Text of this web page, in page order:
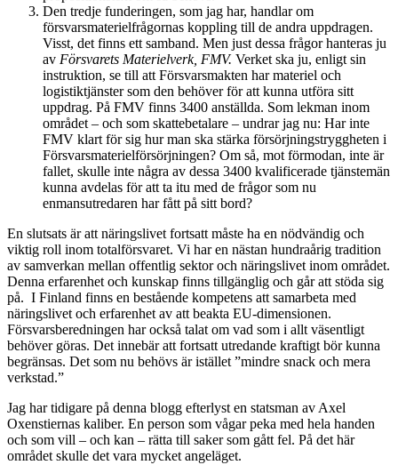
Den tredje funderingen, som jag har, handlar om
försvarsmaterielfrågornas koppling till de andra uppdragen.
Visst, det finns ett samband. Men just dessa frågor hanteras ju
av Försvarets Materielverk, FMV. Verket ska ju, enligt sin
instruktion, se till att Försvarsmakten har materiel och
logistiktjänster som den behöver för att kunna utföra sitt
uppdrag. På FMV finns 3400 anställda. Som lekman inom
området – och som skattebetalare – undrar jag nu: Har inte
FMV klart för sig hur man ska stärka försörjningstryggheten i
Försvarsmaterielförsörjningen? Om så, mot förmodan, inte är
fallet, skulle inte några av dessa 3400 kvalificerade tjänstemän
kunna avdelas för att ta itu med de frågor som nu
enmansutredaren har fått på sitt bord?
En slutsats är att näringslivet fortsatt måste ha en nödvändig och
viktig roll inom totalförsvaret. Vi har en nästan hundraårig tradition
av samverkan mellan offentlig sektor och näringslivet inom området.
Denna erfarenhet och kunskap finns tillgänglig och går att stöda sig
på. I Finland finns en bestående kompetens att samarbeta med
näringslivet och erfarenhet av att beakta EU-dimensionen.
Försvarsberedningen har också talat om vad som i allt väsentligt
behöver göras. Det innebär att fortsatt utredande kraftigt bör kunna
begränsas. Det som nu behövs är istället ”mindre snack och mera
verkstad.”
Jag har tidigare på denna blogg efterlyst en statsman av Axel
Oxenstiernas kaliber. En person som vågar peka med hela handen
och som vill – och kan – rätta till saker som gått fel. På det här
området skulle det vara mycket angeläget.